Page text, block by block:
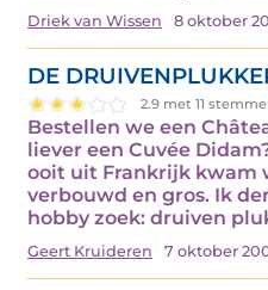
Driek van Wissen 8 oktober
DE
2.9 met 11
Bestellen we een
liever een Cuvée
ooit uit Frankrijk kwam
verbouwd en gros. Ik
hobby zoek: druiven
Geert Kruideren 7 oktober